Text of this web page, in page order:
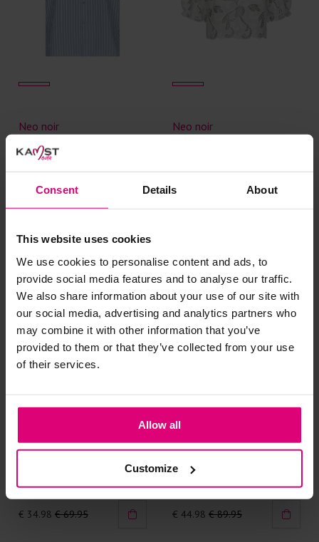
Consent Details About
This website uses cookies
We use cookies to personalise content and ads, to
provide social media features and to analyse our traffic.
We also share information about your use of our site with
our social media, advertising and analytics partners who
may combine it with other information that you’ve
provided to them or that they’ve collected from your use
of their services.
Allow all
Customize
Neo noir
Gestreepte blouse
Neo noir
€ 34.98 € 69.95
Barrel
€ 44.98 € 89.95